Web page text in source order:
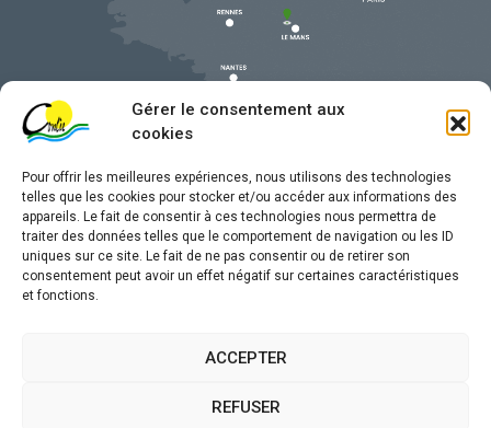
Gérer le consentement aux
cookies
Pour offrir les meilleures expériences, nous utilisons des technologies
telles que les cookies pour stocker et/ou accéder aux informations des
appareils. Le fait de consentir à ces technologies nous permettra de
traiter des données telles que le comportement de navigation ou les ID
uniques sur ce site. Le fait de ne pas consentir ou de retirer son
consentement peut avoir un effet négatif sur certaines caractéristiques
et fonctions.
ACCEPTER
REFUSER
Mentions légales
Traitement de données personnelles